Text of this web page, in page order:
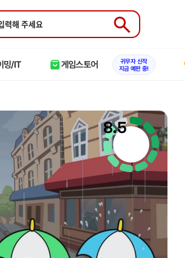
Submit
밍/IT 게임스토어
귀무자 신작
지금 예판 중!
8.5